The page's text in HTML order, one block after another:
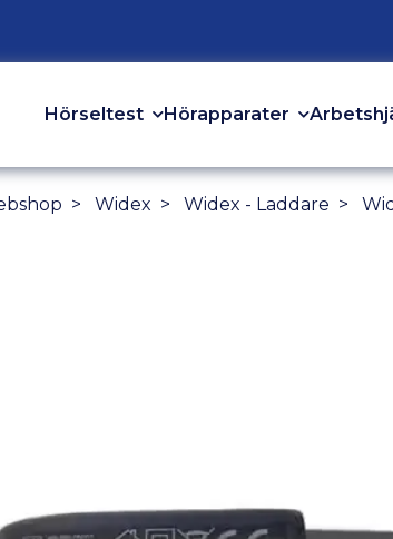
Hörseltest Hörapparater
Widex Widex - Laddare